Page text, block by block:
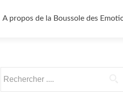
A propos de la Boussole des